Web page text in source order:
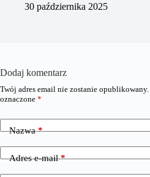
30 października 2025
Dodaj komentarz
Twój adres email nie zostanie opublikowany.
oznaczone *
Nazwa*
Adres e-mail*